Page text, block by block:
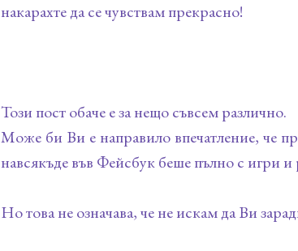
накарахте да се чувствам прекрасно!
Този пост обаче е за нещо съвсем различно.
Може би Ви е направило впечатление, че
навсякъде във Фейсбук беше пълно с игри
Но това не означава, че не искам да Ви